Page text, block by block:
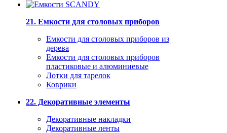
21. Емкости для столовых приборов
Емкости для столовых приборов из
дерева
Емкости для столовых приборов
пластиковые и алюминиевые
Лотки для тарелок
Коврики
22. Декоративные элементы
Декоративные накладки
Декоративные ленты